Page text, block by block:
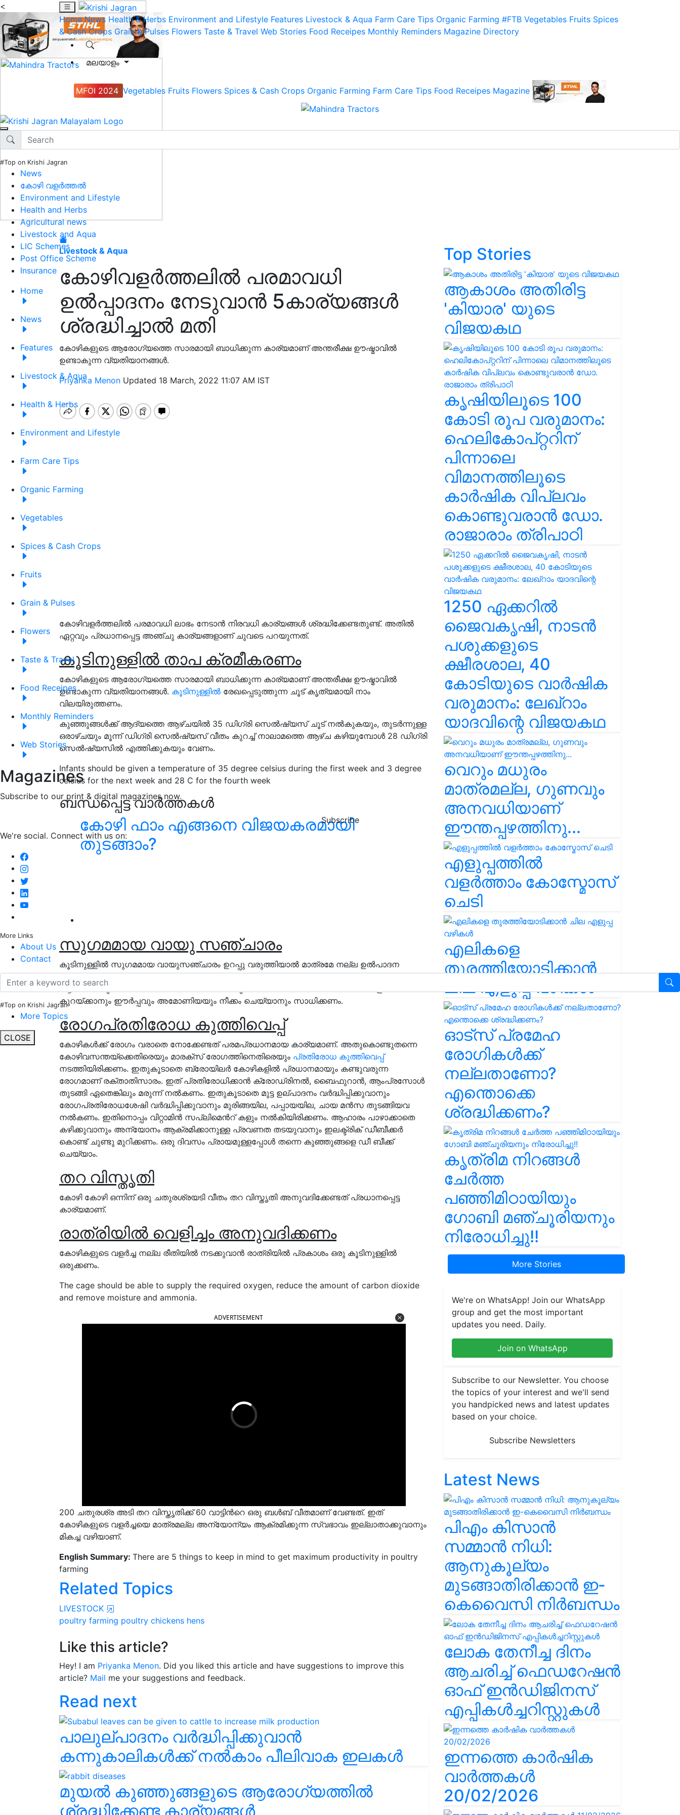
<
Home News Health & Herbs Environment and Lifestyle Features Livestock & Aqua Farm Care Tips Organic Farming #FTB Vegetables Fruits Spices
& Cash Crops Grain & Pulses Flowers Taste & Travel Web Stories Food Receipes Monthly Reminders Magazine Directory
മലയാളം
MFOI 2024 Vegetables Fruits Flowers Spices & Cash Crops Organic Farming Farm Care Tips Food Receipes Magazine
#Top on Krishi Jagran
News
കോഴി വളർത്തൽ
Environment and Lifestyle
Health and Herbs
Agricultural news
Livestock and Aqua
LIC Schemes
Post Office Scheme
Insurance
Home
News
Features
Livestock & Aqua
Health & Herbs
Environment and Lifestyle
Farm Care Tips
Organic Farming
Vegetables
Spices & Cash Crops
Fruits
Grain & Pulses
Flowers
Taste & Travel
Food Receipes
Monthly Reminders
Web Stories
Magazines
Subscribe to our print & digital magazines now.
Subscribe
We're social. Connect with us on:
More Links
About Us
Contact
#Top on Krishi Jagran
More Topics
CLOSE
Livestock & Aqua
കോഴിവളർത്തലിൽ പരമാവധി
ഉൽപ്പാദനം നേടുവാൻ 5കാര്യങ്ങൾ
ശ്രദ്ധിച്ചാൽ മതി
കോഴികളുടെ ആരോഗ്യത്തെ സാരമായി ബാധിക്കുന്ന കാര്യമാണ് അന്തരീക്ഷ ഊഷ്മാവിൽ
ഉണ്ടാകുന്ന വ്യതിയാനങ്ങൾ.
Priyanka Menon Updated 18 March, 2022 11:07 AM IST
കോഴിവളർത്തലിൽ പരമാവധി ലാഭം നേടാൻ നിരവധി കാര്യങ്ങൾ ശ്രദ്ധിക്കേണ്ടതുണ്ട്. അതിൽ
ഏറ്റവും പ്രധാനപ്പെട്ട അഞ്ചു കാര്യങ്ങളാണ് ചുവടെ പറയുന്നത്.
കൂടിനുള്ളിൽ താപ ക്രമീകരണം
കോഴികളുടെ ആരോഗ്യത്തെ സാരമായി ബാധിക്കുന്ന കാര്യമാണ് അന്തരീക്ഷ ഊഷ്മാവിൽ
ഉണ്ടാകുന്ന വ്യതിയാനങ്ങൾ. കൂടിനുള്ളിൽ രേഖപ്പെടുത്തുന്ന ചൂട് കൃത്യമായി നാം
വിലയിരുത്തണം.
കുഞ്ഞുങ്ങൾക്ക് ആദ്യത്തെ ആഴ്ചയിൽ 35 ഡിഗ്രി സെൽഷ്യസ് ചൂട് നൽകുകയും, തുടർന്നുള്ള
ഒരാഴ്ചയും മൂന്ന് ഡിഗ്രി സെൽഷ്യസ് വീതം കുറച്ച് നാലാമത്തെ ആഴ്ച കഴിയുമ്പോൾ 28 ഡിഗ്രി
സെൽഷ്യസിൽ എത്തിക്കുകയും വേണം.
Infants should be given a temperature of 35 degree celsius during the first week and 3 degree
celsius for the next week and 28 C for the fourth week
ബന്ധപ്പെട്ട വാർത്തകൾ
കോഴി ഫാം എങ്ങനെ വിജയകരമായി
തുടങ്ങാം?
സുഗമമായ വായു സഞ്ചാരം
കൂടിനുള്ളിൽ സുഗമമായ വായുസഞ്ചാരം ഉറപ്പു വരുത്തിയാൽ മാത്രമേ നല്ല ഉൽപാദന
മികവും, മികച്ച ലാഭവുംകോഴിവളർത്തലിൽനിന്ന് ലഭ്യമാവുകയുള്ളൂ. കൂടിനുള്ളിൽ
ആവശ്യാനുസരണം ഓക്സിജൻ ലഭ്യമാക്കാനും കാർബൺ ഡൈ ഓക്സൈഡ് അളവ്
കുറയ്ക്കാനും ഈർപ്പവും അമോണിയയും നീക്കം ചെയ്യാനും സാധിക്കണം.
രോഗപ്രതിരോധ കുത്തിവെപ്പ്
കോഴികൾക്ക് രോഗം വരാതെ നോക്കേണ്ടത് പരമപ്രധാനമായ കാര്യമാണ്. അതുകൊണ്ടുതന്നെ
കോഴിവസന്തയ്ക്കെതിരെയും മാരക്സ് രോഗത്തിനെതിരെയും പ്രതിരോധ കുത്തിവെപ്പ്
നടത്തിയിരിക്കണം. ഇതുകൂടാതെ ബ്രോയിലർ കോഴികളിൽ പ്രധാനമായും കണ്ടുവരുന്ന
രോഗമാണ് രക്താതിസാരം. ഇത് പ്രതിരോധിക്കാൻ ക്രോഡ്രിനൽ, ബൈഫുറാൻ, ആംപ്രസോൾ
തുടങ്ങി ഏതെങ്കിലും മരുന്ന് നൽകണം. ഇതുകൂടാതെ മുട്ട ഉല്പാദനം വർദ്ധിപ്പിക്കുവാനും
രോഗപ്രതിരോധശേഷി വർദ്ധിപ്പിക്കുവാനും മുരിങ്ങയില, പപ്പായയില, ചായ മൻസ തുടങ്ങിയവ
നൽകണം. ഇതിനൊപ്പം വിറ്റാമിൻ സപ്ലിമെൻറ് കളും നൽകിയിരിക്കണം. ആഹാരം പാഴാക്കാതെ
കഴിക്കുവാനും അന്യോനം ആക്രമിക്കാനുള്ള പ്രവണത തടയുവാനും ഇലക്ട്രിക് ഡീബീക്കർ
കൊണ്ട് ചുണ്ടു മുറിക്കണം. ഒരു ദിവസം പ്രായമുള്ളപ്പോൾ തന്നെ കുഞ്ഞുങ്ങളെ ഡീ ബീക്ക്
ചെയ്യാം.
തറ വിസ്തൃതി
കോഴി കോഴി ഒന്നിന് ഒരു ചതുരശ്രയടി വീതം തറ വിസ്തൃതി അനുവദിക്കേണ്ടത് പ്രധാനപ്പെട്ട
കാര്യമാണ്.
രാത്രിയിൽ വെളിച്ചം അനുവദിക്കണം
കോഴികളുടെ വളർച്ച നല്ല രീതിയിൽ നടക്കുവാൻ രാത്രിയിൽ പ്രകാശം ഒരു കൂടിനുള്ളിൽ
ഒരുക്കണം.
The cage should be able to supply the required oxygen, reduce the amount of carbon dioxide
and remove moisture and ammonia.
ADVERTISEMENT
200 ചതുരശ്ര അടി തറ വിസ്തൃതിക്ക് 60 വാട്ടിൻറെ ഒരു ബൾബ് വീതമാണ് വേണ്ടത്. ഇത്
കോഴികളുടെ വളർച്ചയെ മാത്രമല്ല അന്യോന്യം ആക്രമിക്കുന്ന സ്വഭാവം ഇല്ലാതാക്കുവാനും
മികച്ച വഴിയാണ്.
English Summary: There are 5 things to keep in mind to get maximum productivity in poultry
farming
Related Topics
LIVESTOCK
poultry farming poultry chickens hens
Like this article?
Hey! I am Priyanka Menon. Did you liked this article and have suggestions to improve this
article? Mail me your suggestions and feedback.
Read next
പാലുല്പാദനം വർദ്ധിപ്പിക്കുവാൻ
കന്നുകാലികൾക്ക് നൽകാം പീലിവാക ഇലകൾ
മുയൽ കുഞ്ഞുങ്ങളുടെ ആരോഗ്യത്തിൽ
ശ്രദ്ധിക്കേണ്ട കാര്യങ്ങൾ
Top Stories
ആകാശം അതിരിട്ട
'കിയാര' യുടെ
വിജയകഥ
കൃഷിയിലൂടെ 100
കോടി രൂപ വരുമാനം:
ഹെലികോപ്റ്ററിന്
പിന്നാലെ
വിമാനത്തിലൂടെ
കാർഷിക വിപ്ലവം
കൊണ്ടുവരാൻ ഡോ.
രാജാരാം ത്രിപാഠി
1250 ഏക്കറിൽ
ജൈവകൃഷി, നാടൻ
പശുക്കളുടെ
ക്ഷീരശാല, 40
കോടിയുടെ വാർഷിക
വരുമാനം: ലേഖ്‌റാം
യാദവിന്റെ വിജയകഥ
വെറും മധുരം
മാത്രമല്ല, ഗുണവും
അനവധിയാണ്
ഈന്തപ്പഴത്തിനു...
എളുപ്പത്തിൽ
വളർത്താം കോസ്മോസ്
ചെടി
എലികളെ
തുരത്തിയോടിക്കാൻ
ചില എളുപ്പ വഴികൾ
ഓട്സ് പ്രമേഹ
രോഗികൾക്ക്
നല്ലതാണോ?
എന്തൊക്കെ
ശ്രദ്ധിക്കണം?
കൃത്രിമ നിറങ്ങൾ
ചേർത്ത
പഞ്ഞിമിഠായിയും
ഗോബി മഞ്ചൂരിയനും
നിരോധിച്ചു!!
More Stories
We're on WhatsApp! Join our WhatsApp
group and get the most important
updates you need. Daily.
Join on WhatsApp
Subscribe to our Newsletter. You choose
the topics of your interest and we'll send
you handpicked news and latest updates
based on your choice.
Subscribe Newsletters
Latest News
പിഎം കിസാൻ
സമ്മാൻ നിധി:
ആനുകൂല്യം
മുടങ്ങാതിരിക്കാൻ ഇ-
കെവൈസി നിർബന്ധം
ലോക തേനീച്ച ദിനം
ആചരിച്ച് ഫെഡറേഷൻ
ഓഫ് ഇൻഡിജിനസ്
എപ്പികൾച്ചറിസ്റ്റുകൾ
ഇന്നത്തെ കാർഷിക
വാർത്തകൾ
20/02/2026